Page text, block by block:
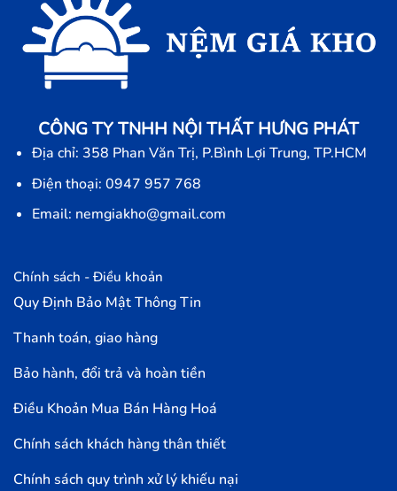
CÔNG TY TNHH NỘI THẤT HƯNG PHÁT
Địa chỉ: 358 Phan Văn Trị, P.Bình Lợi Trung, TP.HCM
Điện thoại: 0947 957 768
Email: nemgiakho@gmail.com
Chính sách - Điều khoản
Quy Định Bảo Mật Thông Tin
Thanh toán, giao hàng
Bảo hành, đổi trả và hoàn tiền
Điều Khoản Mua Bán Hàng Hoá
Chính sách khách hàng thân thiết
Chính sách quy trình xử lý khiếu nại